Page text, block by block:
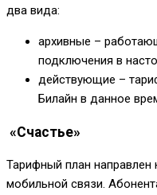
два вида:
архивные –
подключения в
действующие –
Билайн в данное
«Счастье»
Тарифный план
мобильной связи.